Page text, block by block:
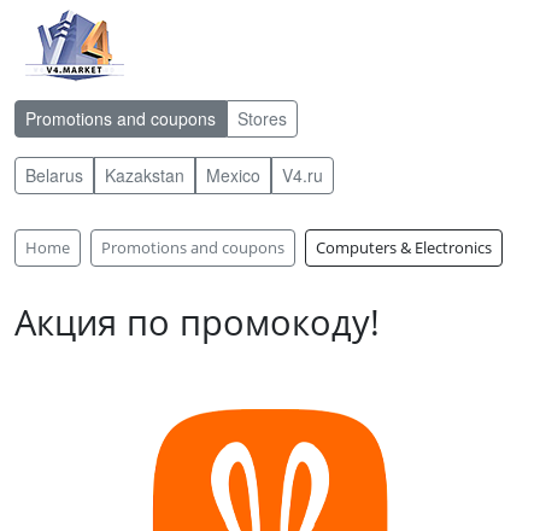
Promotions and coupons Stores
Belarus Kazakstan Mexico V4.ru
Home Promotions and coupons Computers & Electronics
Акция по промокоду!